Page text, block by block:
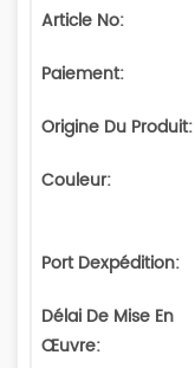
Article No:
Paiement:
Origine Du Produit:
Couleur:
Port Dexpédition:
Délai De Mise En
Œuvre: